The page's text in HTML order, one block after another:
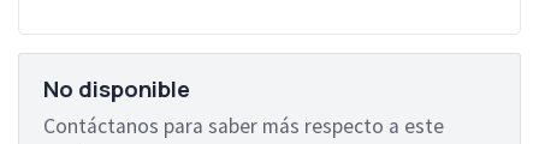
No disponible
Contáctanos para saber más respecto a este